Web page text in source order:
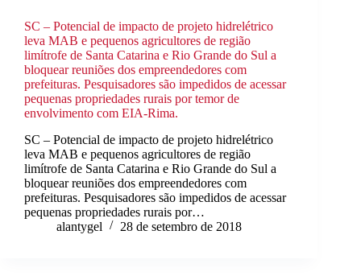
SC – Potencial de impacto de projeto hidrelétrico
leva MAB e pequenos agricultores de região
limítrofe de Santa Catarina e Rio Grande do Sul a
bloquear reuniões dos empreendedores com
prefeituras. Pesquisadores são impedidos de acessar
pequenas propriedades rurais por temor de
envolvimento com EIA-Rima.
SC – Potencial de impacto de projeto hidrelétrico
leva MAB e pequenos agricultores de região
limítrofe de Santa Catarina e Rio Grande do Sul a
bloquear reuniões dos empreendedores com
prefeituras. Pesquisadores são impedidos de acessar
pequenas propriedades rurais por…
alantygel
28 de setembro de 2018